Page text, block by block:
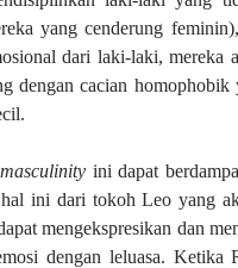
yang cenderung
dari laki-laki, mereka
dengan cacian homophobik
ini dapat
hal ini dari tokoh Leo yang
mengekspresikan dan
dengan leluasa. Ketika